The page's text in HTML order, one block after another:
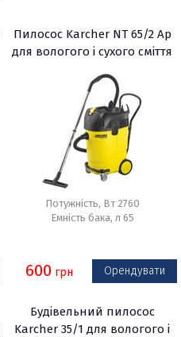
Пилосос Karcher NT 65/2 Ap
для вологого і сухого сміття
Потужність, Вт 2760
Емність бака, л 65
600 грн Орендувати
Будівельний пилосос
Karcher 35/1 для вологого і